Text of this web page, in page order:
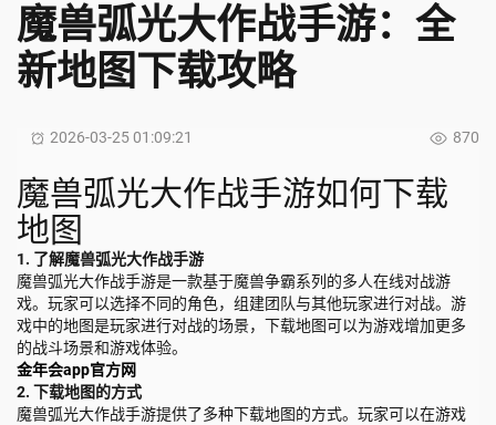
魔兽弧光大作战手游：全
新地图下载攻略
2026-03-25 01:09:21 870
魔兽弧光大作战手游如何下载
地图
1. 了解魔兽弧光大作战手游
魔兽弧光大作战手游是一款基于魔兽争霸系列的多人在线对战游
戏。玩家可以选择不同的角色，组建团队与其他玩家进行对战。游
戏中的地图是玩家进行对战的场景，下载地图可以为游戏增加更多
的战斗场景和游戏体验。
金年会app官方网
2. 下载地图的方式
魔兽弧光大作战手游提供了多种下载地图的方式。玩家可以在游戏